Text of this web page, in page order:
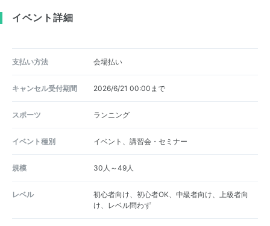
イベント詳細
支払い方法 会場払い
キャンセル受付期間 2026/6/21 00:00まで
スポーツ ランニング
イベント種別 イベント、講習会・セミナー
規模 30人～49人
レベル
初心者向け、初心者OK、中級者向け、上級者向
け、レベル問わず